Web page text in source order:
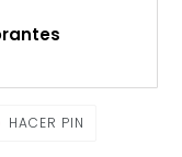
HACER PIN